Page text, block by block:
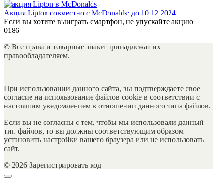
Акция Lipton совместно с McDonalds: до 10.12.2024
Если вы хотите выиграть смартфон, не упускайте акцию
0186
© Все права и товарные знаки принадлежат их
правообладателяем.
При использовании данного сайта, вы подтверждаете свое
согласие на использование файлов cookie в соответствии с
настоящим уведомлением в отношении данного типа файлов.
Если вы не согласны с тем, чтобы мы использовали данный
тип файлов, то вы должны соответствующим образом
установить настройки вашего браузера или не использовать
сайт.
© 2026 Зарегистрировать код